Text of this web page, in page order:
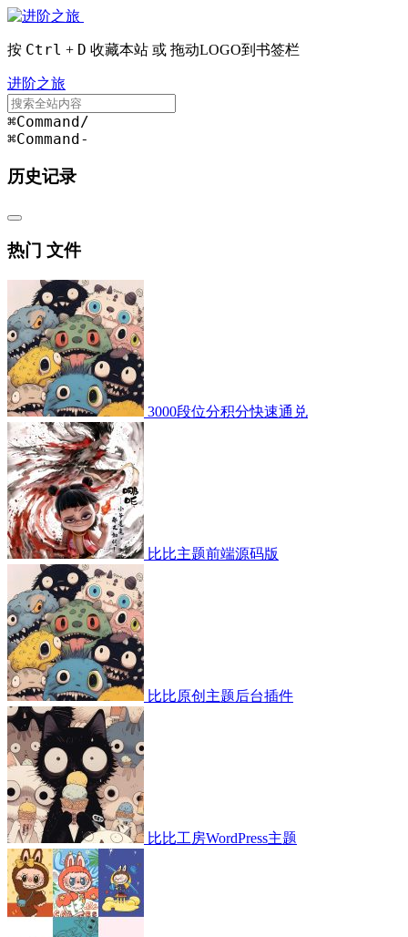
按 Ctrl + D 收藏本站 或 拖动LOGO到书签栏
进阶之旅
⌘Command/
⌘Command-
历史记录
热门 文件
3000段位分积分快速通兑
比比主题前端源码版
比比原创主题后台插件
比比工房WordPress主题